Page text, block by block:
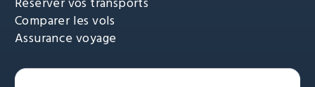
Comparer les vols
Assurance voyage